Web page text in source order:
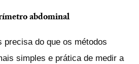
abdominal
precisa do que os métodos
simples e prática de medir a